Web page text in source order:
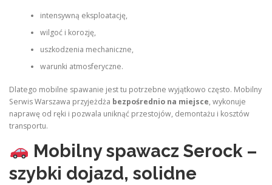
intensywną eksploatację,
wilgoć i korozję,
uszkodzenia mechaniczne,
warunki atmosferyczne.
Dlatego mobilne spawanie jest tu potrzebne wyjątkowo często. Mobilny
Serwis Warszawa przyjeżdża bezpośrednio na miejsce, wykonuje
naprawę od ręki i pozwala uniknąć przestojów, demontażu i kosztów
transportu.
Mobilny spawacz Serock –
szybki dojazd, solidne